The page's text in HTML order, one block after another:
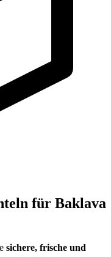
für Baklava
sichere, frische und